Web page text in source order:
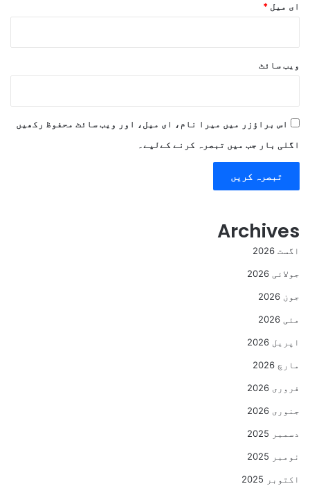
ای میل *
ویب‌ سائٹ
اس براؤزر میں میرا نام، ای میل، اور ویب سائٹ محفوظ رکھیں
اگلی بار جب میں تبصرہ کرنے کےلیے۔
Archives
اگست 2026
جولائی 2026
جون 2026
مئی 2026
اپریل 2026
مارچ 2026
فروری 2026
جنوری 2026
دسمبر 2025
نومبر 2025
اکتوبر 2025